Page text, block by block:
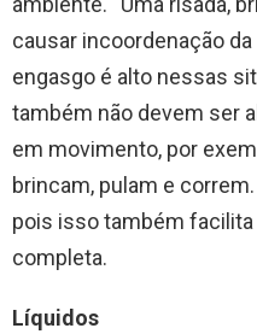
causar incoordenação
engasgo é alto nessas
também não devem ser
em movimento, por
brincam, pulam e
pois isso também
completa.
Líquidos